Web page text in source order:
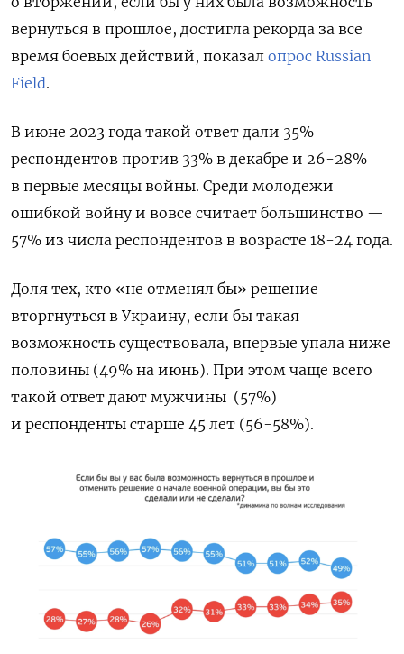
вернуться в прошлое, достигла рекорда за все
время боевых действий, показал опрос Russian
Field.
В июне 2023 года такой ответ дали 35%
респондентов против 33% в декабре и 26-28%
в первые месяцы войны. Среди молодежи
ошибкой войну и вовсе считает большинство —
57% из числа респондентов в возрасте 18-24 года.
Доля тех, кто «не отменял бы» решение
вторгнуться в Украину, если бы такая
возможность существовала, впервые упала ниже
половины (49% на июнь). При этом чаще всего
такой ответ дают мужчины (57%)
и респонденты старше 45 лет (56-58%).